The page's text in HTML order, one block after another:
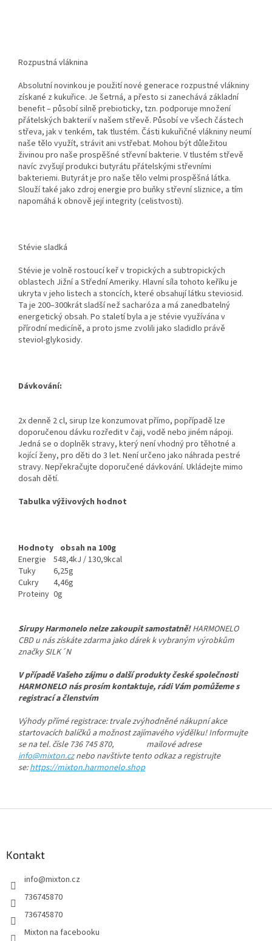
Rozpustná vláknina
Absolutní novinkou je použití nové generace rozpustné vlákniny
získané z kukuřice. Je šetrná, a přesto si zanechává základní
benefit – působí silně prebioticky, tzn. podporuje množení
přátelských bakterií v našem střevě. Působí ve všech částech
střeva, jak v tenkém, tak tlustém. Části kukuřičné vlákniny neumí
naše tělo využít, strávit ani vstřebat. Mohou být důležitou
živinou pro naše prospěšné střevní bakterie. V tlustém střevě
navíc zvyšují produkci butyrátu přátelskými střevními
bakteriemi. Butyrát je pro naše tělo velmi prospěšná látka.
Slouží také jako zdroj energie pro buňky střevní sliznice, a tím
napomáhá k obnově její integrity (celistvosti).
Stévie sladká
Stévie je volně rostoucí keř v tropických a subtropických
oblastech Jižní a Střední Ameriky. Hlavní síla tohoto keříku je
ukryta v jeho listech a stoncích, které obsahují látku steviosid.
Ta je 200–300krát sladší než sacharóza a má zanedbatelný
energetický obsah. Po staletí byla a je stévie využívána v
přírodní medicíně, a proto jsme zvolili jako sladidlo právě
steviol-glykosidy.
Dávkování:
2x denně 2 cl, sirup lze konzumovat přímo, popřípadě lze
doporučenou dávku rozředit v čaji, vodě nebo jiném nápoji.
Jedná se o doplněk stravy, který není vhodný pro těhotné a
kojící ženy, pro děti do 3 let. Není určeno jako náhrada pestré
stravy. Nepřekračujte doporučené dávkování. Ukládejte mimo
dosah dětí.
Tabulka výživových hodnot
Hodnoty obsah na 100g
Energie
548,4kJ / 130,9kcal
Tuky
6,25g
Cukry
4,46g
Proteiny 0g
Sirupy Harmonelo nelze zakoupit samostatně!HARMONELO
CBD u nás získáte zdarma jako dárek k vybraným výrobkům
značky SILK´N
V případě Vašeho zájmu o další produkty české společnosti
HARMONELO nás prosím kontaktuje, rádi Vám pomůžeme s
registrací a členstvím
Výhody přímé registrace: trvale zvýhodněné nákupní akce
startovacích balíčků a možnost zajímavého výdělku! Informujte
se na tel. čísle 736 745 870, mailové adrese
info@mixton.cznebo navštivte tento odkaz a registrujte
se:https://mixton.harmonelo.shop
Kontakt
info@mixton.cz
736745870
736745870
Mixton na facebooku